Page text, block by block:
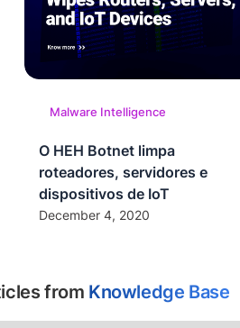
Malware Intelligence
O HEH Botnet limpa
roteadores, servidores e
dispositivos de IoT
December 4, 2020
from Knowledge Base